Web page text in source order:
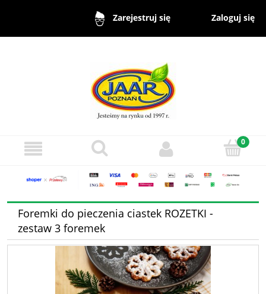
Zarejestruj się Zaloguj się
Foremki do pieczenia ciastek ROZETKI -
zestaw 3 foremek